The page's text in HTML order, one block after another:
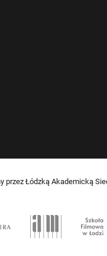
przez Łódzką Akademicką